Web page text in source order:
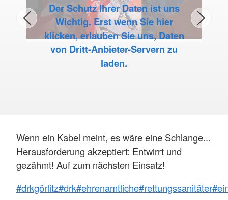
Der Schutz Ihrer Daten ist uns
Wichtig. Erst wenn Sie hier
klicken, erlauben Sie uns, Daten
von Dritt-Anbieter-Servern zu
laden.
Wenn ein Kabel meint, es wäre eine Schlange...
Herausforderung akzeptiert: Entwirrt und
gezähmt! Auf zum nächsten Einsatz!
#drkgörlitz#drk#ehrenamtliche#rettungssanitäter